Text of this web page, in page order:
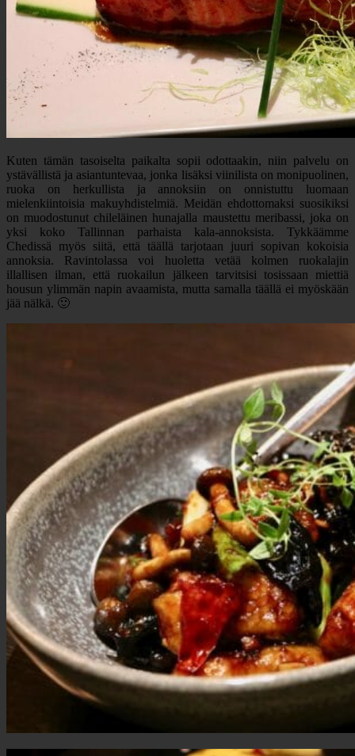
Kuten tämän tasoiselta paikalta sopii odottaakin, niin palvelu on
ystävällistä ja asiantuntevaa, jonka lisäksi viinilista on monipuolinen,
ruoka on herkullista ja annoksiin on onnistuttu luomaan
mielenkiintoisia makuyhdistelmiä. Meidän ehdottomaksi suosikiksi
on muodostunut chileläinen hunajalla maustettu meribassi, joka on
yksi koko Tallinnan parhaista kala-annoksista. Tykkäämme
Chedissä myös siitä, että täällä tarjotaan juuri sopivan kokoisia
annoksia. Ravintolassa voi huoletta vetää kolmen ruokalajin
illallisen ilman, että ruokailun jälkeen tarvitsisi tosissaan miettiä
housun ylimmän napin avaamista, mutta samalla täällä ei myöskään
jää nälkä. 🙂